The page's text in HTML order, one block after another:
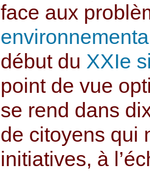
face aux
début du XXIe
point de vue
se rend dans
de citoyens qui
initiatives, à